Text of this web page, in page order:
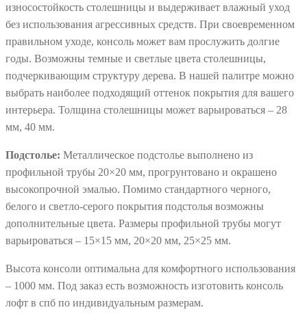
износостойкость столешницы и выдерживает влажный уход
без использования агрессивных средств. При своевременном
правильном уходе, консоль может вам прослужить долгие
годы. Возможны темные и светлые цвета столешницы,
подчеркивающим структуру дерева. В нашей палитре можно
выбрать наиболее подходящий оттенок покрытия для вашего
интерьера. Толщина столешницы может варьироваться – 28
мм, 40 мм.
Подстолье: Металлическое подстолье выполнено из
профильной трубы 20×20 мм, прогрунтовано и окрашено
высокопрочной эмалью. Помимо стандартного черного,
белого и светло-серого покрытия подстолья возможны
дополнительные цвета. Размеры профильной трубы могут
варьироваться – 15×15 мм, 20×20 мм, 25×25 мм.
Высота консоли оптимальна для комфортного использования
– 1000 мм. Под заказ есть возможность изготовить консоль
лофт в спб по индивидуальным размерам.